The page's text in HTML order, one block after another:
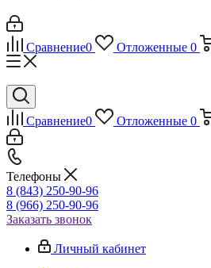
Сравнение0 Отложенные 0
Сравнение0 Отложенные 0
Телефоны
8 (843) 250-90-96
8 (966) 250-90-96
Заказать звонок
Личный кабинет